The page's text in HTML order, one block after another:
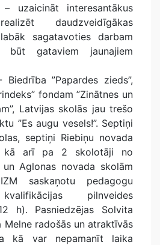
uzaicināt interesantākus
daudzveidīgākas
sagatavoties darbam
būt gataviem jaunajiem
”Papardes zieds”,
fondam ”Zinātnes un
Latvijas skolās jau trešo
”Es augu vesels!”. Septiņi
septiņi Riebiņu novada
kā arī pa 2 skolotāji no
Aglonas novada skolām
saskaņotu pedagogu
pilnveides
h). Pasniedzējas Solvita
Melne radošās un atraktīvās
kā var nepamanīt laika